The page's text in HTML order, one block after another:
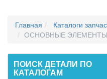
Главная Каталоги
ОСНОВНЫЕ ЭЛЕМЕНТЫ
ПОИСК ДЕТАЛИ ПО
КАТАЛОГАМ